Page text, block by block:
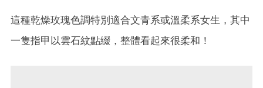
這種乾燥玫瑰色調特別適合文青系或溫柔系女生，其中
一隻指甲以雲石紋點綴，整體看起來很柔和！